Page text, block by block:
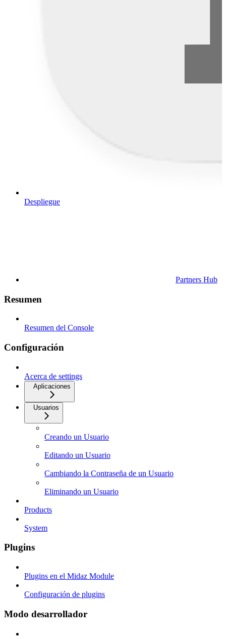
Despliegue
Partners Hub
Resumen
Resumen del Console
Configuración
Acerca de settings
Aplicaciones
Usuarios
Creando un Usuario
Editando un Usuario
Cambiando la Contraseña de un Usuario
Eliminando un Usuario
Products
System
Plugins
Plugins en el Midaz Module
Configuración de plugins
Modo desarrollador